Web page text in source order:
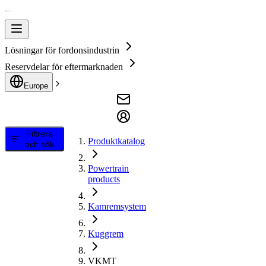
Lösningar för fordonsindustrin
Reservdelar för eftermarknaden
Europe
Filtrera
och sök
Produktkatalog
Powertrain
products
Kamremsystem
Kuggrem
VKMT